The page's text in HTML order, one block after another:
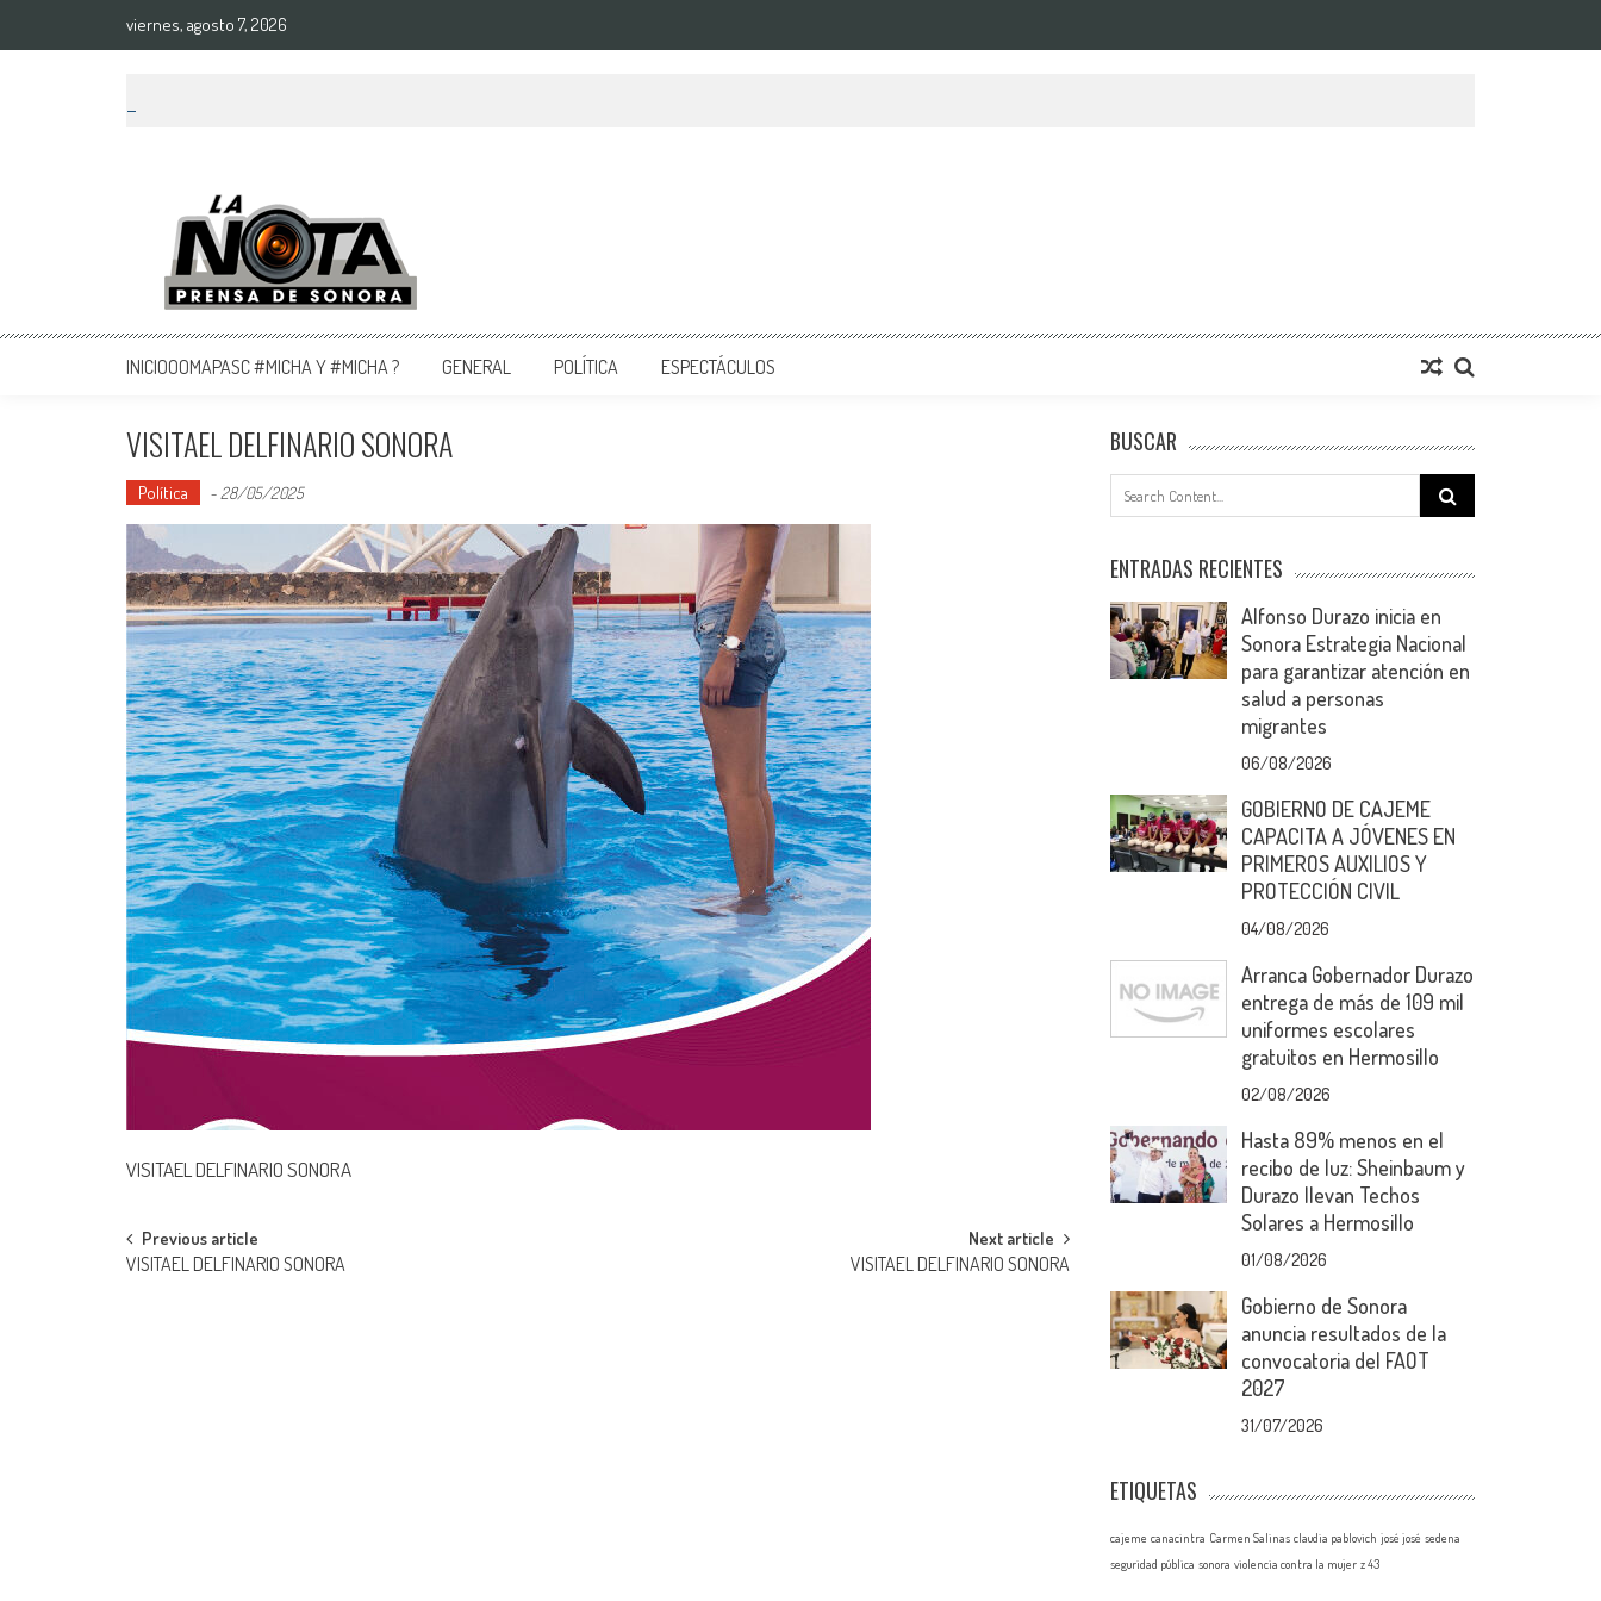
viernes, agosto 7, 2026
La Nota Prensa De Sonora
Noticias del día
INICIOOOMAPASC #MICHA Y #MICHA ? GENERAL POLÍTICA ESPECTÁCULOS
VISITAEL DELFINARIO SONORA
Política - 28/05/2025
VISITAEL DELFINARIO SONORA
Post
Previous article
VISITAEL DELFINARIO SONORA
Next article
VISITAEL DELFINARIO SONORA
BUSCAR
Search
for:
ENTRADAS RECIENTES
Alfonso Durazo inicia en
Sonora Estrategia Nacional
para garantizar atención en
salud a personas
migrantes
06/08/2026
GOBIERNO DE CAJEME
CAPACITA A JÓVENES EN
PRIMEROS AUXILIOS Y
PROTECCIÓN CIVIL
04/08/2026
Arranca Gobernador Durazo
entrega de más de 109 mil
uniformes escolares
gratuitos en Hermosillo
02/08/2026
Hasta 89% menos en el
recibo de luz: Sheinbaum y
Durazo llevan Techos
Solares a Hermosillo
01/08/2026
Gobierno de Sonora
anuncia resultados de la
convocatoria del FAOT
2027
31/07/2026
ETIQUETAS
cajeme canacintra Carmen Salinas claudia pablovich josé josé sedena
seguridad pública sonora violencia contra la mujer z 43